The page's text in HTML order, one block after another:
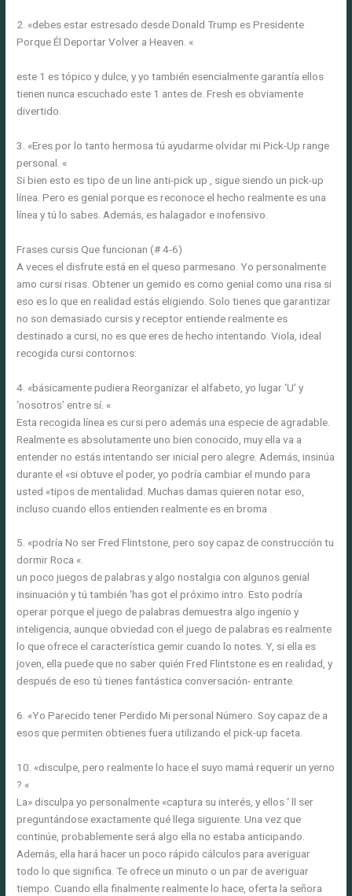
2. «debes estar estresado desde Donald Trump es Presidente
Porque Él Deportar Volver a Heaven. «
este 1 es tópico y dulce, y yo también esencialmente garantía ellos
tienen nunca escuchado este 1 antes de. Fresh es obviamente
divertido.
3. «Eres por lo tanto hermosa tú ayudarme olvidar mi Pick-Up range
personal. «
Si bien esto es tipo de un line anti-pick up , sigue siendo un pick-up
línea. Pero es genial porque es reconoce el hecho realmente es una
línea y tú lo sabes. Además, es halagador e inofensivo.
Frases cursis Que funcionan (# 4-6)
A veces el disfrute está en el queso parmesano. Yo personalmente
amo cursi risas. Obtener un gemido es como genial como una risa si
eso es lo que en realidad estás eligiendo. Solo tienes que garantizar
no son demasiado cursis y receptor entiende realmente es
destinado a cursi, no es que eres de hecho intentando. Viola, ideal
recogida cursi contornos:
4. «básicamente pudiera Reorganizar el alfabeto, yo lugar ‘U’ y
‘nosotros’ entre sí. «
Esta recogida línea es cursi pero además una especie de agradable.
Realmente es absolutamente uno bien conocido, muy ella va a
entender no estás intentando ser inicial pero alegre. Además, insinúa
durante el «si obtuve el poder, yo podría cambiar el mundo para
usted «tipos de mentalidad. Muchas damas quieren notar eso,
incluso cuando ellos entienden realmente es en broma .
5. «podría No ser Fred Flintstone, pero soy capaz de construcción tu
dormir Roca «.
un poco juegos de palabras y algo nostalgia con algunos genial
insinuación y tú también ‘has got el próximo intro. Esto podría
operar porque el juego de palabras demuestra algo ingenio y
inteligencia, aunque obviedad con el juego de palabras es realmente
lo que ofrece el característica gemir cuando lo notes. Y, si ella es
joven, ella puede que no saber quién Fred Flintstone es en realidad, y
después de eso tú tienes fantástica conversación- entrante.
6. «Yo Parecido tener Perdido Mi personal Número. Soy capaz de a
esos que permiten obtienes fuera utilizando el pick-up faceta.
10. «disculpe, pero realmente lo hace el suyo mamá requerir un yerno
? «
La» disculpa yo personalmente «captura su interés, y ellos ‘ ll ser
preguntándose exactamente qué llega siguiente. Una vez que
continúe, probablemente será algo ella no estaba anticipando.
Además, ella hará hacer un poco rápido cálculos para averiguar
todo lo que significa. Te ofrece un minuto o un par de averiguar
tiempo. Cuando ella finalmente realmente lo hace, oferta la señora